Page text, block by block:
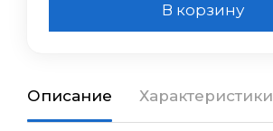
В корзину
Описание Характеристики